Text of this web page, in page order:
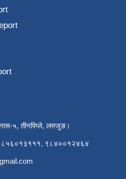
५, तीनपिप्ले, लमजुङ।
९८४००१२४६४